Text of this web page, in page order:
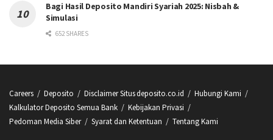
Bagi Hasil Deposito Mandiri Syariah 2025: Nisbah &
Simulasi
652 SHARES
Careers Deposito Disclaimer Situs deposito.co.id
Hubungi Kami
Kalkulator Deposito Semua Bank
Kebijakan Privasi
Pedoman Media Siber
Syarat dan Ketentuan Tentang Kami